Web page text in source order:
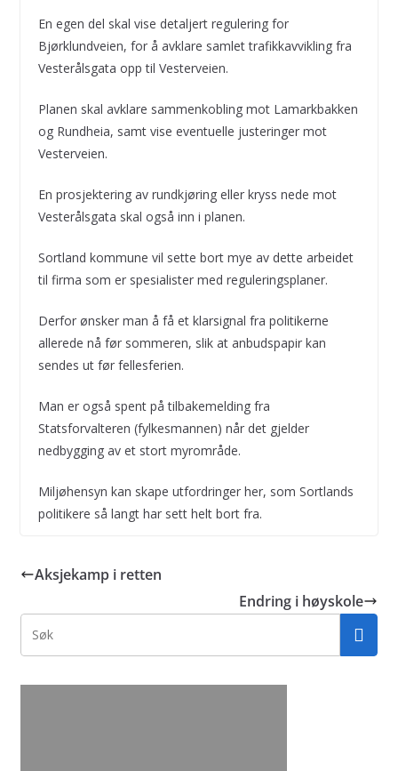
En egen del skal vise detaljert regulering for
Bjørklundveien, for å avklare samlet trafikkavvikling fra
Vesterålsgata opp til Vesterveien.
Planen skal avklare sammenkobling mot Lamarkbakken
og Rundheia, samt vise eventuelle justeringer mot
Vesterveien.
En prosjektering av rundkjøring eller kryss nede mot
Vesterålsgata skal også inn i planen.
Sortland kommune vil sette bort mye av dette arbeidet
til firma som er spesialister med reguleringsplaner.
Derfor ønsker man å få et klarsignal fra politikerne
allerede nå før sommeren, slik at anbudspapir kan
sendes ut før fellesferien.
Man er også spent på tilbakemelding fra
Statsforvalteren (fylkesmannen) når det gjelder
nedbygging av et stort myrområde.
Miljøhensyn kan skape utfordringer her, som Sortlands
politikere så langt har sett helt bort fra.
Aksjekamp i retten
Endring i høyskole